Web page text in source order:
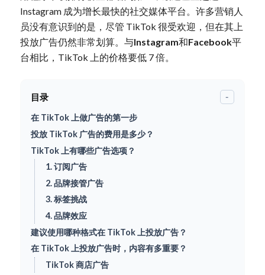
Instagram 成为增长最快的社交媒体平台。许多营销人
员没有意识到的是，尽管 TikTok 很受欢迎，但在其上
投放广告仍然非常划算。与Instagram和Facebook平
台相比，TikTok 上的价格要低 7 倍。
目录 -
在 TikTok 上做广告的第一步
投放 TikTok 广告的费用是多少？
TikTok 上有哪些广告选项？
1. 订阅广告
2. 品牌接管广告
3. 标签挑战
4. 品牌效应
建议使用哪种格式在 TikTok 上投放广告？
在 TikTok 上投放广告时，内容有多重要？
TikTok 商店广告